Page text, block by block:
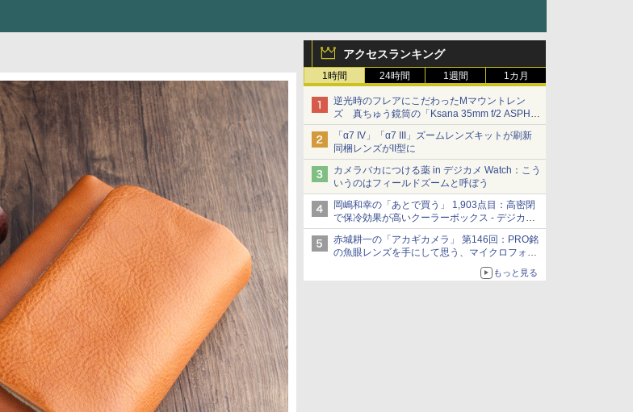
アクセスランキング
1時間 24時間 1週間 1カ月
逆光時のフレアにこだわったMマウントレン
ズ 真ちゅう鏡筒の「Ksana 35mm f/2 ASPH.
シルバークローム」
「α7 IV」「α7 III」ズームレンズキットが刷新
同梱レンズがII型に
カメラバカにつける薬 in デジカメ Watch：こう
いうのはフィールドズームと呼ぼう
岡嶋和幸の「あとで買う」 1,903点目：高密閉
で保冷効果が高いクーラーボックス - デジカメ
Watch
赤城耕一の「アカギカメラ」 第146回：PRO銘
の魚眼レンズを手にして思う、マイクロフォー
もっと見る